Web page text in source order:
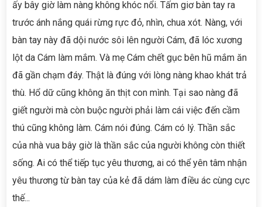
ấy bây giờ làm nàng không khóc nổi. Tấm giơ bàn tay ra
trước ánh nắng quái rừng rực đỏ, nhìn, chua xót. Nàng, với
bàn tay này đã dội nước sôi lên người Cám, đã lóc xương
lột da Cám làm mắm. Và mẹ Cám chết gục bên hũ mắm ăn
đã gần chạm đáy. Thật là đúng với lòng nàng khao khát trả
thù. Hổ dữ cũng không ăn thịt con mình. Tại sao nàng đã
giết người mà còn buộc người phải làm cái việc đến cầm
thú cũng không làm. Cám nói đúng. Cám có lý. Thần sắc
của nhà vua bây giờ là thần sắc của người không còn thiết
sống. Ai có thể tiếp tục yêu thương, ai có thể yên tâm nhận
yêu thương từ bàn tay của kẻ đã dám làm điều ác cùng cực
thế...